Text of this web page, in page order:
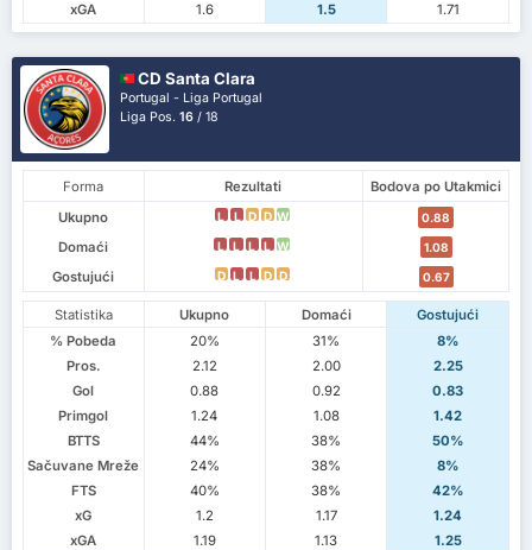
xGA
1.6 1.5 1.71
CD Santa Clara
Portugal - Liga Portugal
Liga Pos.16 / 18
Forma Rezultati
Bodova po Utakmici
Ukupno
L L D D W 0.88
Domaći L L L L W 1.08
Gostujući D L L D D 0.67
Statistika Ukupno Domaći
Gostujući
% Pobeda
20% 31%
8%
Pros.
2.12 2.00
2.25
Gol
0.88 0.92
0.83
Primgol
1.24 1.08
1.42
BTTS
44% 38%
50%
Sačuvane Mreže
24% 38%
8%
FTS
40% 38%
42%
xG
1.2 1.17
1.24
xGA
1.19 1.13 1.25